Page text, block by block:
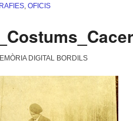
OFICIS
DIGITAL BORDILS